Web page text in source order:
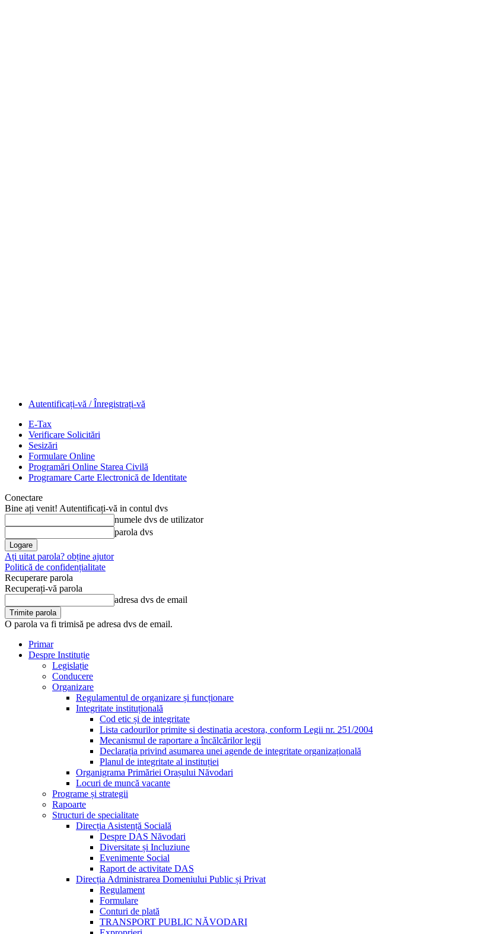
Autentificați-vă / Înregistrați-vă
E-Tax
Verificare Solicitări
Sesizări
Formulare Online
Programări Online Starea Civilă
Programare Carte Electronică de Identitate
Conectare
Bine ați venit! Autentificați-vă in contul dvs
numele dvs de utilizator
parola dvs
Ați uitat parola? obține ajutor
Politică de confidențialitate
Recuperare parola
Recuperați-vă parola
adresa dvs de email
O parola va fi trimisă pe adresa dvs de email.
Primar
Despre Instituție
Legislație
Conducere
Organizare
Regulamentul de organizare și funcționare
Integritate instituțională
Cod etic și de integritate
Lista cadourilor primite si destinatia acestora, conform Legii nr. 251/2004
Mecanismul de raportare a încălcărilor legii
Declarația privind asumarea unei agende de integritate organizațională
Planul de integritate al instituției
Organigrama Primăriei Orașului Năvodari
Locuri de muncă vacante
Programe și strategii
Rapoarte
Structuri de specialitate
Direcția Asistență Socială
Despre DAS Năvodari
Diversitate și Incluziune
Evenimente Social
Raport de activitate DAS
Direcția Administrarea Domeniului Public și Privat
Regulament
Formulare
Conturi de plată
TRANSPORT PUBLIC NĂVODARI